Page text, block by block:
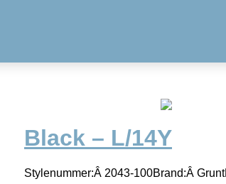
Black – L/14Y
Stylenummer:Â 2043-100Brand:Â